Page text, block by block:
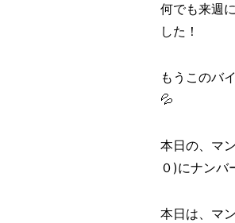
何でも来週
した！
もうこのバ
💦
本日の、マ
０)にナンバ
本日は、マ